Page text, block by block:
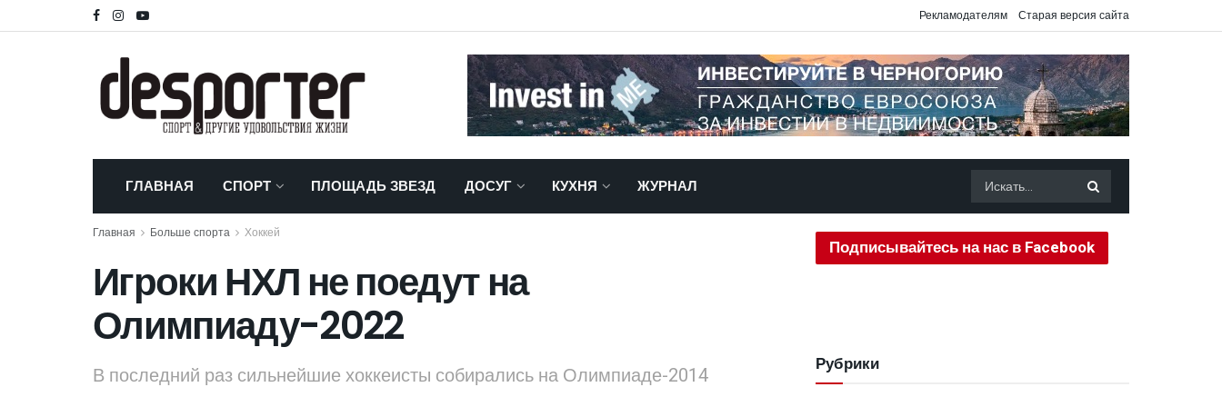
Рекламодателям Старая версия сайта
ГЛАВНАЯ СПОРТ ПЛОЩАДЬ ЗВЕЗД ДОСУГ КУХНЯ ЖУРНАЛ
Главная Больше спорта Хоккей
Игроки НХЛ не поедут на
Олимпиаду-2022
В последний раз сильнейшие хоккеисты собирались на Олимпиаде-2014
Подписывайтесь на нас в Facebook
Рубрики